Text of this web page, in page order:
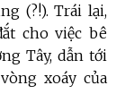
(?!). Trái lại,
cho việc bê
Tây, dẫn tới
xoáy của